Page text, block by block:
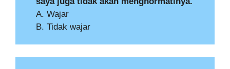
A. Wajar
B. Tidak wajar